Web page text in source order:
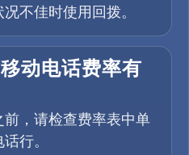
不佳时使用回拨。
动电话费率有
，请检查费率表中单
行。